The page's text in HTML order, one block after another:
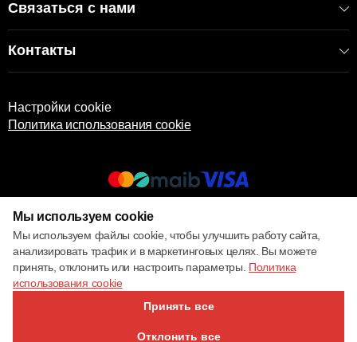
Связаться с нами
Контакты
Настройки cookie
Политика использования cookie
© 2017 – 2026 ECOM
Мы используем cookie
Мы используем файлы cookie, чтобы улучшить работу сайта,
анализировать трафик и в маркетинговых целях. Вы можете
принять, отклонить или настроить параметры. Политика
использования cookie
Принять все
Отклонить все